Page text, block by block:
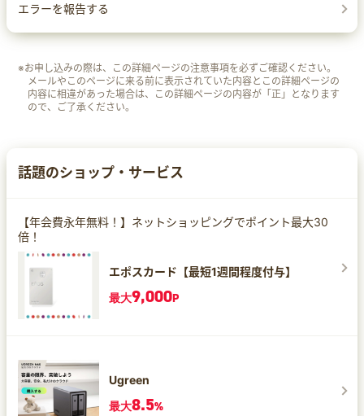
エラーを報告する
※お申し込みの際は、この詳細ページの注意事項を必ずご確認ください。
メールやこのページに来る前に表示されていた内容とこの詳細ページの
内容に相違があった場合は、この詳細ページの内容が「正」となります
ので、ご了承ください。
話題のショップ・サービス
【年会費永年無料！】ネットショッピングでポイント最大30
倍！
エポスカード【最短1週間程度付与】
最大9,000P
Ugreen
最大8.5%